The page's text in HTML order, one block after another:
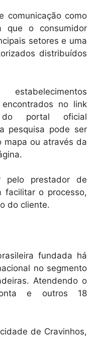
comunicação como
que o consumidor
setores e uma
distribuídos
no link
do portal oficial
pesquisa pode ser
mapa ou através da
pelo prestador de
facilitar o processo,
do cliente.
fundada há
no segmento
Atendendo o
e outros 18
de Cravinhos,